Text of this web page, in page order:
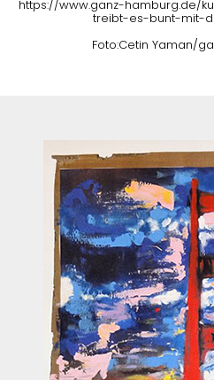
https://www.ganz-hamburg.de/
treibt-es-bunt-mit-
Foto:Cetin Yaman/